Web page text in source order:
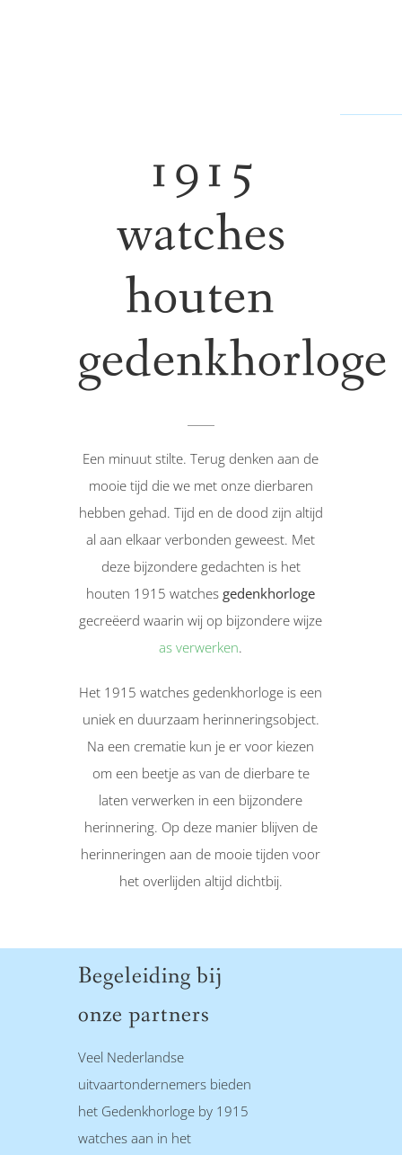
1915
watches
houten
gedenkhorloge
Een minuut stilte. Terug denken aan de
mooie tijd die we met onze dierbaren
hebben gehad. Tijd en de dood zijn altijd
al aan elkaar verbonden geweest. Met
deze bijzondere gedachten is het
houten 1915 watches gedenkhorloge
gecreëerd waarin wij op bijzondere wijze
as verwerken.
Het 1915 watches gedenkhorloge is een
uniek en duurzaam herinneringsobject.
Na een crematie kun je er voor kiezen
om een beetje as van de dierbare te
laten verwerken in een bijzondere
herinnering. Op deze manier blijven de
herinneringen aan de mooie tijden voor
het overlijden altijd dichtbij.
Begeleiding bij
onze partners
Veel Nederlandse
uitvaartondernemers bieden
het Gedenkhorloge by 1915
watches aan in het